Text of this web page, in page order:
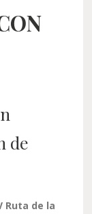
de
Ruta de la